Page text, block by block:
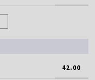
42.00